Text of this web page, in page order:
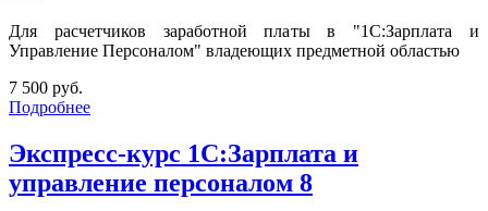
Для расчетчиков заработной платы в "1С:Зарплата и
Управление Персоналом" владеющих предметной областью
7 500 руб.
Подробнее
Экспресс-курс 1С:Зарплата и
управление персоналом 8